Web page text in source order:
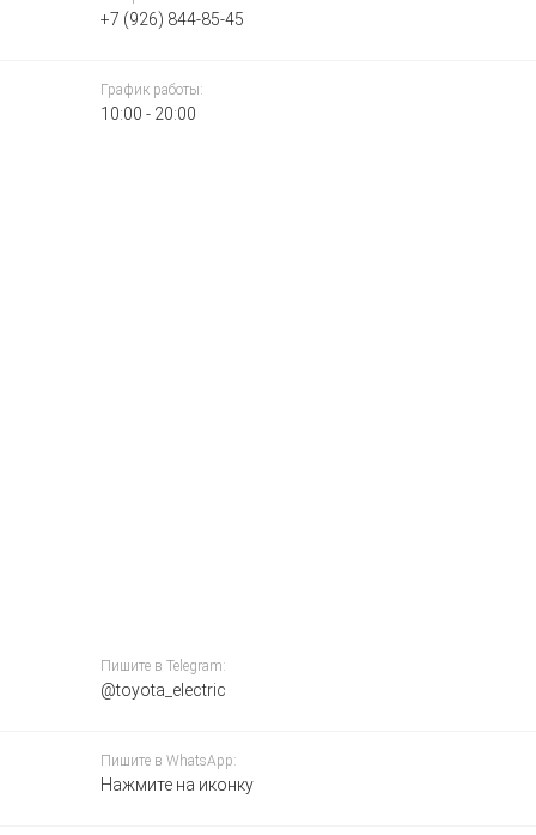
+7 (926) 844-85-45
График работы:
10:00 - 20:00
Пишите в Telegram:
@toyota_electric
Пишите в WhatsApp:
Нажмите на иконку